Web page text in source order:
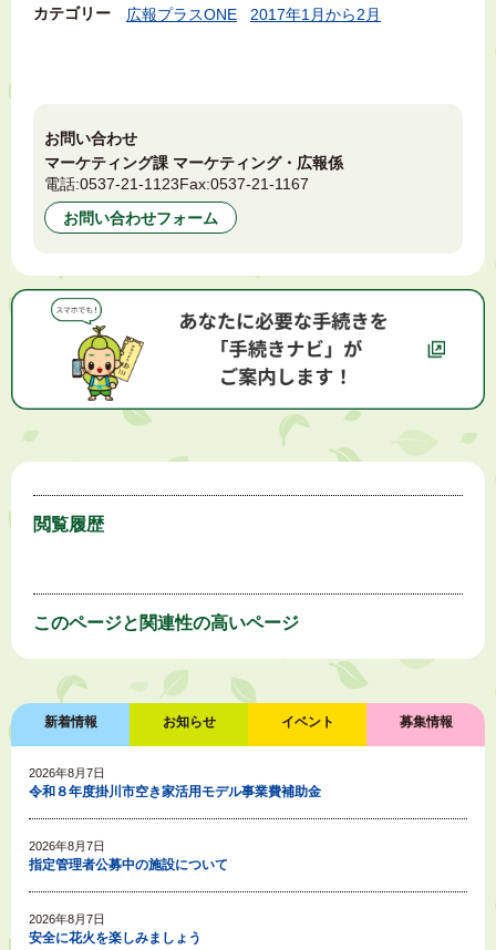
カテゴリー 広報プラスONE 2017年1月から2月
お問い合わせ
マーケティング課 マーケティング・広報係
電話:0537-21-1123Fax:0537-21-1167
お問い合わせフォーム
閲覧履歴
このページと 関連性の高いページ
新着情報 お知らせ イベント 募集情報
2026年8月7日
令和８年度掛川市空き家活用モデル事業費補助金
2026年8月7日
指定管理者公募中の施設について
2026年8月7日
安全に花火を楽しみましょう